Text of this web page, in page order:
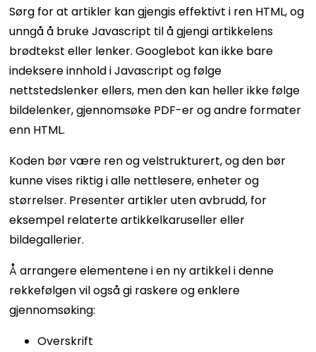
Sørg for at artikler kan gjengis effektivt i ren HTML, og
unngå å bruke Javascript til å gjengi artikkelens
brødtekst eller lenker. Googlebot kan ikke bare
indeksere innhold i Javascript og følge
nettstedslenker ellers, men den kan heller ikke følge
bildelenker, gjennomsøke PDF-er og andre formater
enn HTML.
Koden bør være ren og velstrukturert, og den bør
kunne vises riktig i alle nettlesere, enheter og
størrelser. Presenter artikler uten avbrudd, for
eksempel relaterte artikkelkaruseller eller
bildegallerier.
Å arrangere elementene i en ny artikkel i denne
rekkefølgen vil også gi raskere og enklere
gjennomsøking:
Overskrift